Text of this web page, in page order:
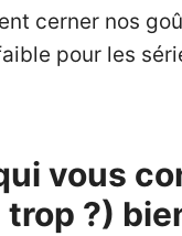
cerner nos
pour les
vous
?)